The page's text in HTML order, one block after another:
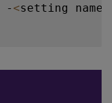
- <setting name